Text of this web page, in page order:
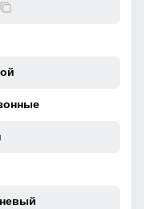
или слегка